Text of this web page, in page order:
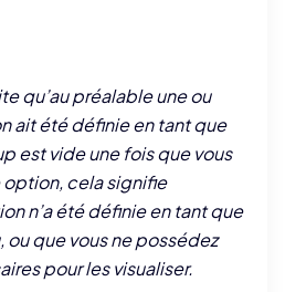
qu’au préalable une ou
ait été définie en tant que
est vide une fois que vous
cela signifie
n’a été définie en tant que
que vous ne possédez
pour les visualiser.